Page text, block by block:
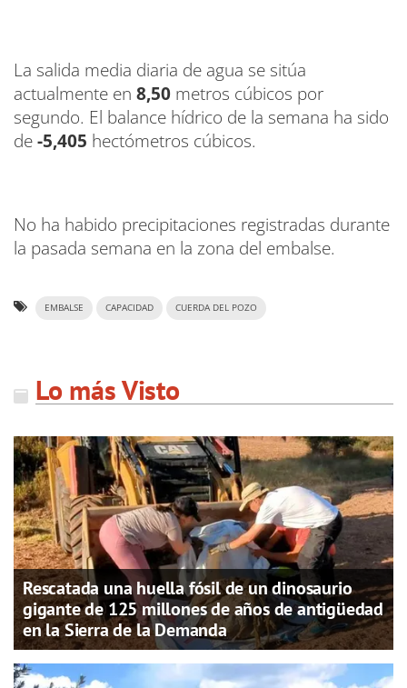
La salida media diaria de agua se sitúa
actualmente en 8,50 metros cúbicos por
segundo. El balance hídrico de la semana ha sido
de-5,405 hectómetros cúbicos.
No ha habido precipitaciones registradas durante
la pasada semana en la zona del embalse.
EMBALSE CAPACIDAD CUERDA DEL POZO
Lo más Visto
Rescatada una huella fósil de un dinosaurio
gigante de 125 millones de años de antigüedad
en la Sierra de la Demanda